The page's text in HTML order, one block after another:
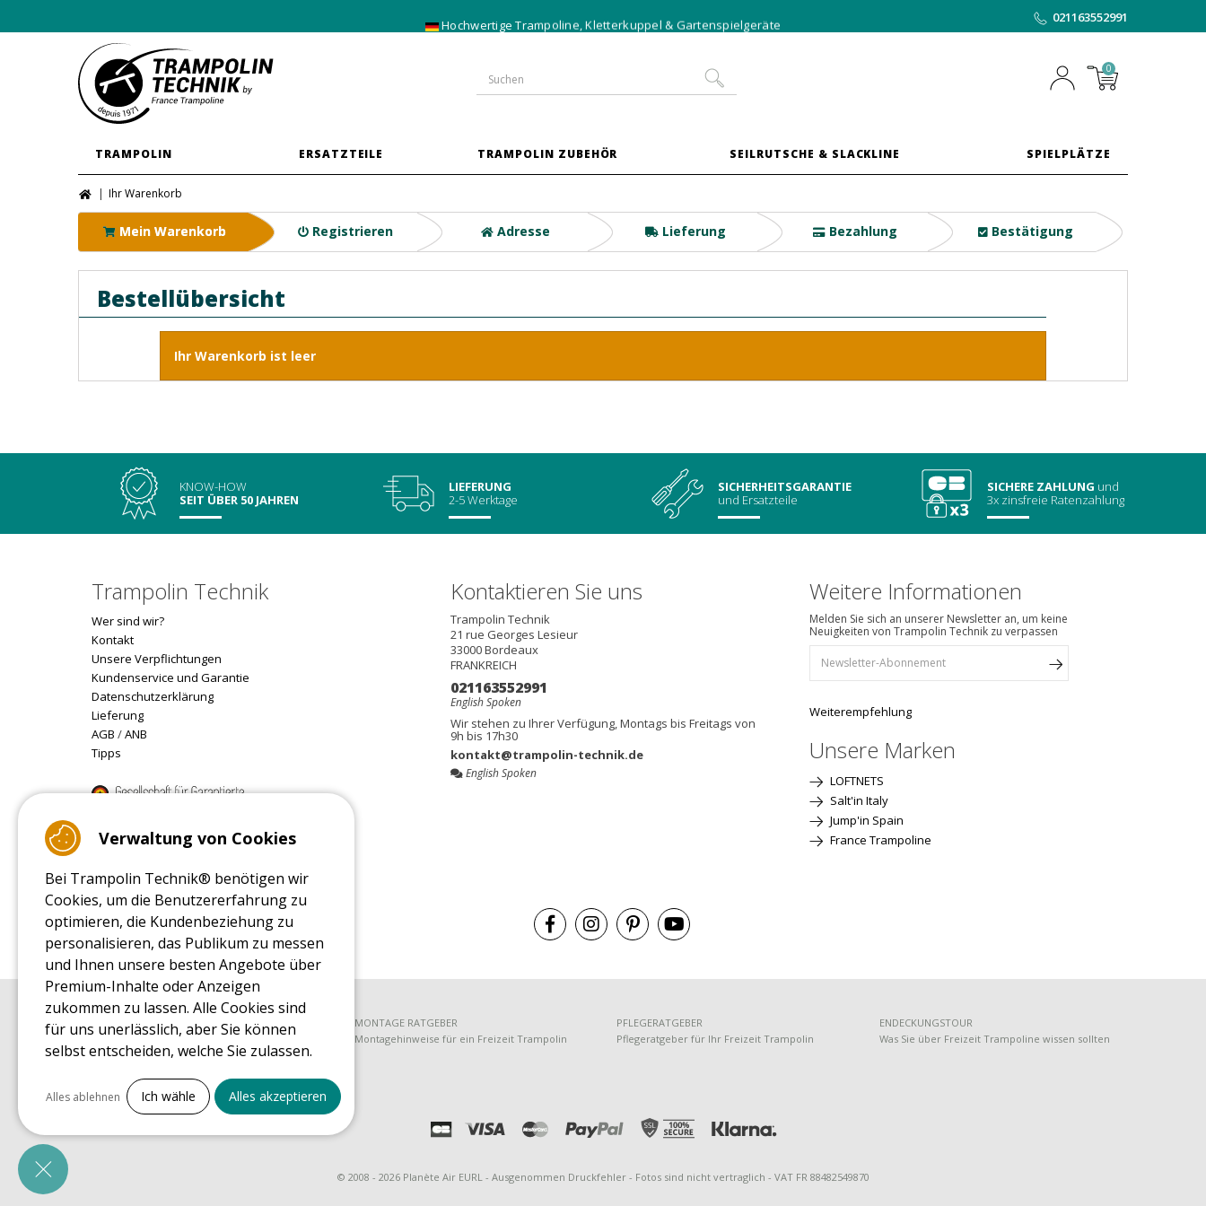
021163552991
0
TRAMPOLIN ERSATZTEILE TRAMPOLIN ZUBEHÖR SEILRUTSCHE & SLACKLINE SPIELPLÄTZE
Ihr Warenkorb
Mein Warenkorb Registrieren Adresse Lieferung Bezahlung Bestätigung
Bestellübersicht
Ihr Warenkorb ist leer
KNOW-HOW
SEIT ÜBER 50 JAHREN
LIEFERUNG
2-5 Werktage
SICHERHEITSGARANTIE
und Ersatzteile
SICHERE ZAHLUNG und
3x zinsfreie Ratenzahlung
Trampolin Technik
Wer sind wir?
Kontakt
Unsere Verpflichtungen
Kundenservice und Garantie
Datenschutzerklärung
Lieferung
AGB /ANB
Tipps
9.4 /10 (22087 reviews)
Read customer reviews
Kontaktieren Sie uns
Trampolin Technik
21 rue Georges Lesieur
33000Bordeaux
FRANKREICH
021163552991
English Spoken
Wir stehen zu Ihrer Verfügung, Montags bis Freitags von
9h bis 17h30
kontakt@trampolin-technik.de
English Spoken
Weitere Informationen
Melden Sie sich an unserer Newsletter an, um keine
Neuigkeiten von Trampolin Technik zu verpassen
Weiterempfehlung
Unsere Marken
LOFTNETS
Salt'in Italy
Jump'in Spain
France Trampoline
EINKAUFSRATGEBER
Einkaufsratgeber
MONTAGE RATGEBER
Montagehinweise für ein Freizeit Trampolin
PFLEGERATGEBER
Pflegeratgeber für Ihr Freizeit Trampolin
ENDECKUNGSTOUR
Was Sie über Freizeit Trampoline wissen sollten
Einkaufsratgeber für Ersatzteile
© 2008 - 2026 Planète Air EURL - Ausgenommen Druckfehler - Fotos sind nicht vertraglich - VAT FR 88482549870
Verwaltung von Cookies
Bei Trampolin Technik® benötigen wir
Cookies, um die Benutzererfahrung zu
optimieren, die Kundenbeziehung zu
personalisieren, das Publikum zu messen
und Ihnen unsere besten Angebote über
Premium-Inhalte oder Anzeigen
zukommen zu lassen. Alle Cookies sind
für uns unerlässlich, aber Sie können
selbst entscheiden, welche Sie zulassen.
Alles ankreuzen
Notwendige Cookies
Alles ablehnen Ich wähle Alles akzeptieren